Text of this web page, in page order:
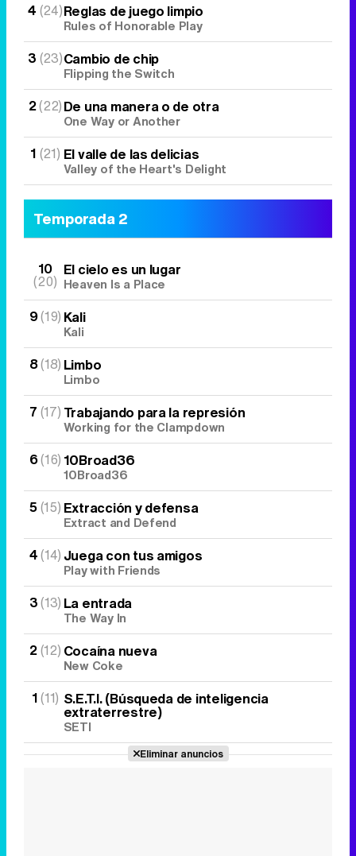
4 (24)Reglas de juego limpio
Rules of Honorable Play
3 (23)Cambio de chip
Flipping the Switch
2(22)De una manera o de otra
One Way or Another
1 (21) El valle de las delicias
Valley of the Heart's Delight
Temporada 2
10
(20)
El cielo es un lugar
Heaven Is a Place
9(19) Kali
Kali
8(18) Limbo
Limbo
7 (17) Trabajando para la represión
Working for the Clampdown
6(16) 10Broad36
10Broad36
5(15) Extracción y defensa
Extract and Defend
4(14) Juega con tus amigos
Play with Friends
3(13) La entrada
The Way In
2(12) Cocaína nueva
New Coke
1(11) S.E.T.I. (Búsqueda de inteligencia
extraterrestre)
SETI
Eliminar anuncios